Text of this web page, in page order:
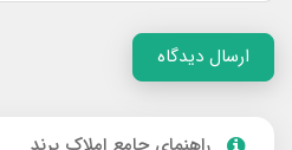
ارسال دیدگاه